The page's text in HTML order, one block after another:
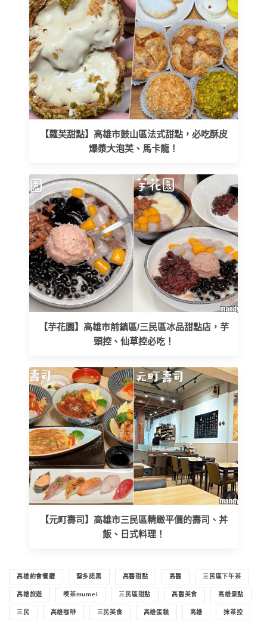
【蘿芙甜點】高雄市鼓山區法式甜點，必吃酥皮
爆漿大泡芙、馬卡龍！
【芋花園】高雄市前鎮區/三民區冰品甜點店，芋
頭控、仙草控必吃！
【元町壽司】高雄市三民區精緻平價的壽司、丼
飯、日式料理！
高雄約會餐廳 聖多諾黑 高醫甜點 高醫 三民區下午茶
高雄旅遊 喫茶mumei 三民區甜點 高醫美食 高雄景點
三民 高雄咖啡 三民美食 高雄蛋糕 高雄 抹茶控